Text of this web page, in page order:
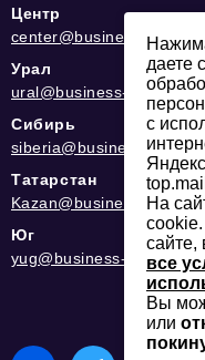
Центр
center@business-
Урал
ural@business-
Сибирь
siberia@business-
Татарстан
Kazan@business-
Юг
yug@business-
даете
с
На
сайте,
все
Вы
или